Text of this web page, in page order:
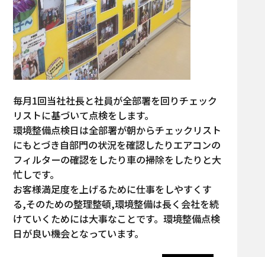
毎月1回当社社長と社員が全部署を回りチェック
リストに基づいて点検をします。
環境整備点検日は全部署が朝からチェックリスト
にもとづき自部門の状況を確認したりエアコンの
フィルターの確認をしたり車の掃除をしたりと大
忙しです。
お客様満足度を上げるために仕事をしやすくす
る,そのための整理整頓,環境整備は長く会社を続
けていくためには大事なことです。環境整備点検
日が良い機会となっています。